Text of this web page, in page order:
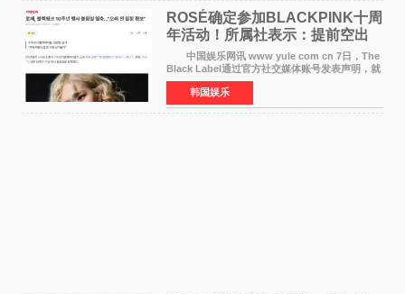
ROSÉ确定参加BLACKPINK十周
年活动！所属社表示：提前空出
了时间
中国娱乐网讯 www yule com cn 7日，The
Black Label通过官方社交媒体账号发表声明，就
近期网络上关于ROS&Eacute;个人行程及是否参
加BLACKPINK出道纪念活动的种种猜测作出正
式回应。 Th
韩国娱乐